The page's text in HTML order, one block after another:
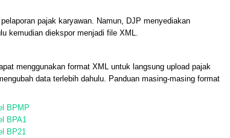
pajak karyawan. Namun, DJP menyediakan
kemudian diekspor menjadi file XML.
menggunakan format XML untuk langsung upload pajak
data terlebih dahulu. Panduan masing-masing format
BPMP
BPA1
BP21